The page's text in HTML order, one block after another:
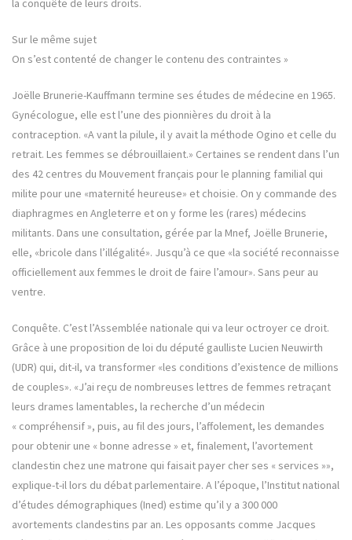
la conquête de leurs droits.
Sur le même sujet
On s’est contenté de changer le contenu des contraintes »
Joëlle Brunerie-Kauffmann termine ses études de médecine en 1965.
Gynécologue, elle est l’une des pionnières du droit à la
contraception. «A vant la pilule, il y avait la méthode Ogino et celle du
retrait. Les femmes se débrouillaient.» Certaines se rendent dans l’un
des 42 centres du Mouvement français pour le planning familial qui
milite pour une «maternité heureuse» et choisie. On y commande des
diaphragmes en Angleterre et on y forme les (rares) médecins
militants. Dans une consultation, gérée par la Mnef, Joëlle Brunerie,
elle, «bricole dans l’illégalité». Jusqu’à ce que «la société reconnaisse
officiellement aux femmes le droit de faire l’amour». Sans peur au
ventre.
Conquête. C’est l’Assemblée nationale qui va leur octroyer ce droit.
Grâce à une proposition de loi du député gaulliste Lucien Neuwirth
(UDR) qui, dit-il, va transformer «les conditions d’existence de millions
de couples». «J’ai reçu de nombreuses lettres de femmes retraçant
leurs drames lamentables, la recherche d’un médecin
« compréhensif », puis, au fil des jours, l’affolement, les demandes
pour obtenir une « bonne adresse » et, finalement, l’avortement
clandestin chez une matrone qui faisait payer cher ses « services »»,
explique-t-il lors du débat parlementaire. A l’époque, l’Institut national
d’études démographiques (Ined) estime qu’il y a 300 000
avortements clandestins par an. Les opposants comme Jacques